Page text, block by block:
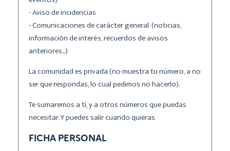
- Aviso de incidencias
- Comunicaciones de carácter general. (noticias,
información de interés, recuerdos de avisos
anteriores...)
La comunidad es privada (no muestra tu número, a no
ser que respondas, lo cual pedimos no hacerlo).
Te sumaremos a tí, y a otros números que puedas
necesitar. Y puedes salir cuando quieras
FICHA PERSONAL